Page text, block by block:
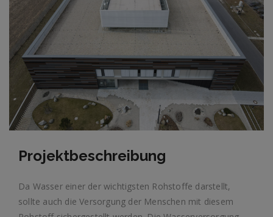
Projektbeschreibung
Da Wasser einer der wichtigsten Rohstoffe darstellt,
sollte auch die Versorgung der Menschen mit diesem